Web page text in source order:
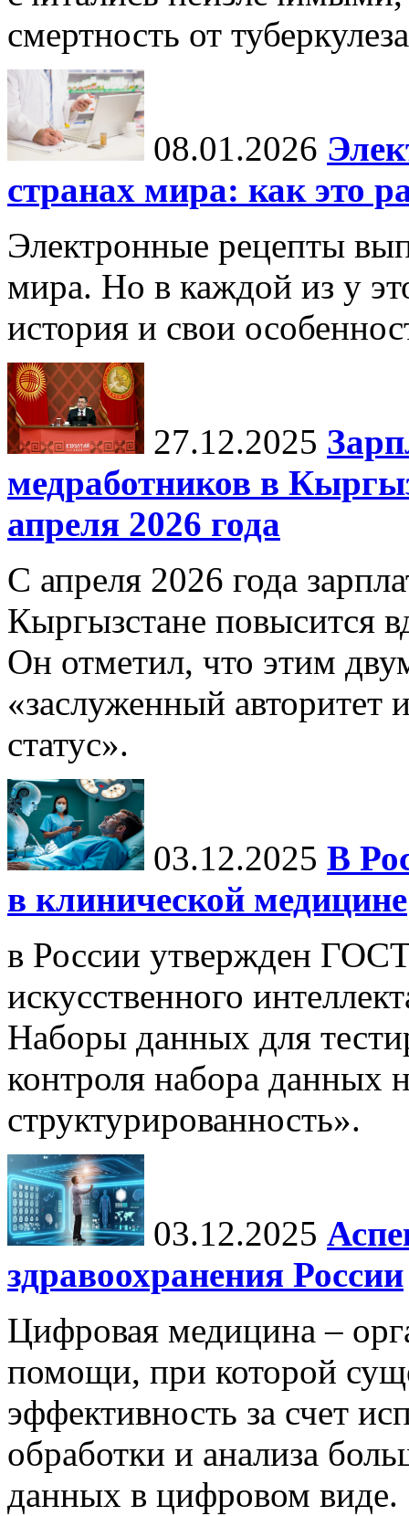
смертность от
08.01.2026
странах мира: как это
Электронные рецепты
мира. Но в каждой из у
история и свои
27.12.2025
медработников в
апреля 2026 года
С апреля 2026 года
Кыргызстане повысится
Он отметил, что этим
«заслуженный
статус».
03.12.2025 В
в клинической медицине
в России утвержден
искусственного
Наборы данных для
контроля набора данных
структурированность».
03.12.2025
здравоохранения России
Цифровая медицина –
помощи, при которой
эффективность за счет
обработки и анализа
данных в цифровом виде.